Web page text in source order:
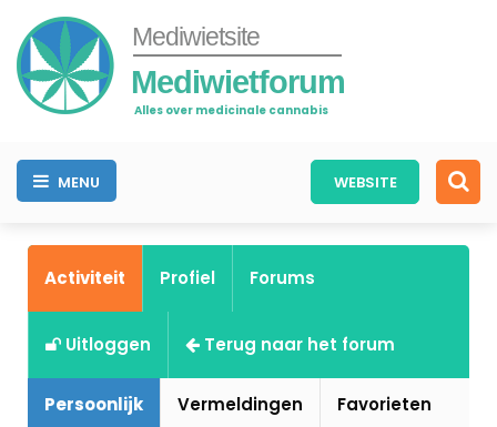
Mediwietsite
Mediwietforum
Alles over medicinale cannabis
MENU WEBSITE
Activiteit Profiel Forums
Uitloggen Terug naar het forum
Persoonlijk Vermeldingen
Favorieten